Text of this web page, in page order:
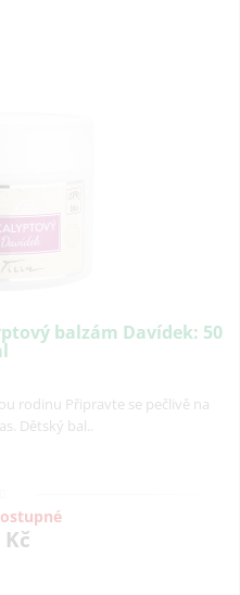
balzám Davídek: 50
rodinu Připravte se pečlivě na
Dětský bal..
Kč